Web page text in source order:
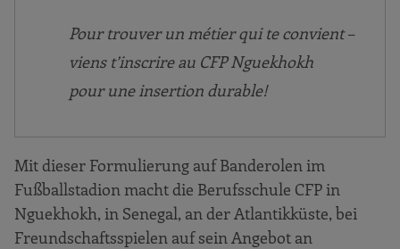
Pour trouver un métier qui te convient –
viens t’inscrire au CFP Nguekhokh
pour une insertion durable!
Mit dieser Formulierung auf Banderolen im
Fußballstadion macht die Berufsschule CFP in
Nguekhokh, in Senegal, an der Atlantikküste, bei
Freundschaftsspielen auf sein Angebot an